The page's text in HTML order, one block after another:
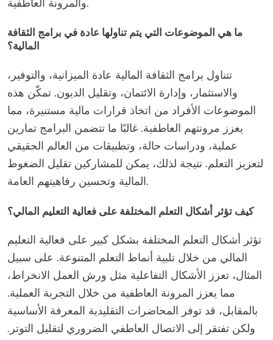
ما هي الموضوعات التي يتم تناولها عادة في برامج الثقافة
المالية؟
تتناول برامج الثقافة المالية عادة الميزانية، والتوفير،
والاستثمار، وإدارة الائتمان، وتقليل الديون. تمكّن هذه
الموضوعات الأفراد من اتخاذ قرارات مالية مستنيرة، مما
يعزز مرونتهم العاطفية. غالبًا ما تتضمن البرامج تمارين
عملية، ودراسات حالة، وتطبيقات من العالم الحقيقي
لتعزيز التعلم. نتيجة لذلك، يمكن للمشاركين تقليل الضغوط
المالية وتحسين رفاهيتهم العامة.
كيف تؤثر أشكال التعلم المختلفة على فعالية التعليم المالي؟
تؤثر أشكال التعلم المختلفة بشكل كبير على فعالية التعليم
المالي من خلال تلبية أنماط التعلم المتنوعة. على سبيل
المثال، تعزز الأشكال التفاعلية مثل ورش العمل الانخراط،
مما يعزز المرونة العاطفية من خلال التجربة العملية.
بالمقابل، قد توفر المحاضرات التقليدية المعرفة الأساسية
ولكن تفتقر إلى الاتصال العاطفي الضروري لتقليل التوتر.